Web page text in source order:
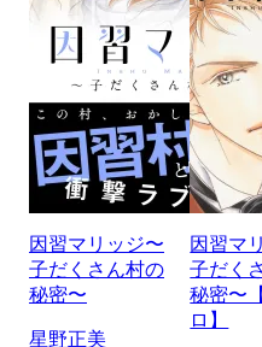
因習マリッジ〜
子だくさん村の
秘密〜
星野正美
因習マ
子だく
秘密〜
ロ】